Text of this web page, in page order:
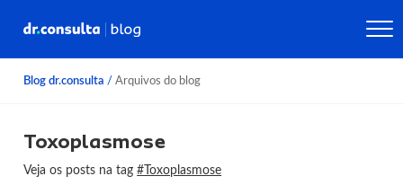
Blog dr.consulta / Arquivos do blog
Toxoplasmose
Veja os posts na tag#Toxoplasmose